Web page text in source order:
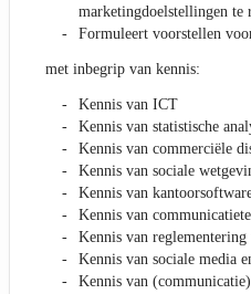
marketingdoelstellingen te
Formuleert voorstellen
met inbegrip van kennis:
Kennis van ICT
Kennis van statistische
Kennis van commerciële
Kennis van sociale
Kennis van
Kennis van
Kennis van
Kennis van sociale media
Kennis van